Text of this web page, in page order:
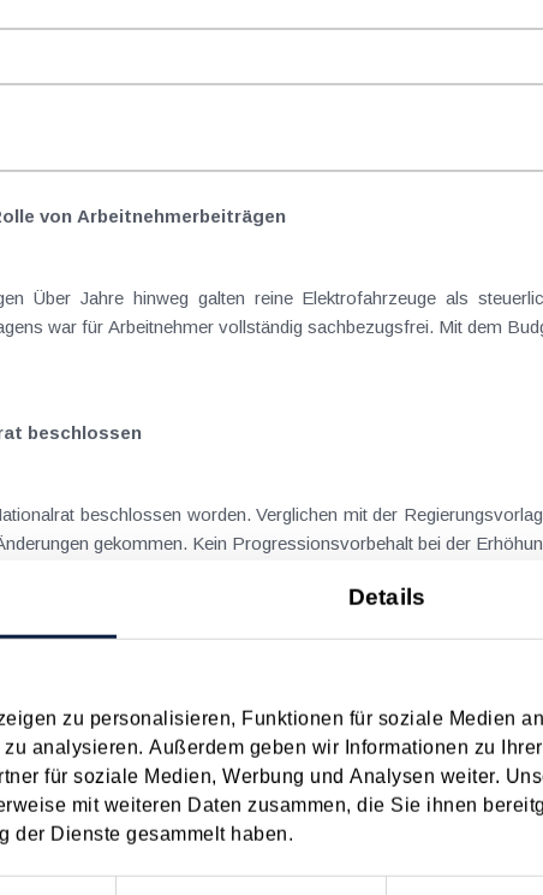
Details
zu personalisieren, Funktionen für soziale Medien
analysieren. Außerdem geben wir Informationen zu Ihrer
für soziale Medien, Werbung und Analysen weiter.
mit weiteren Daten zusammen, die Sie ihnen
der Dienste gesammelt haben.
von Arbeitnehmer​­beiträgen
bei
war für Arbeitnehmer vollständig sachbezugsfrei. Mit dem
beschlossen
beschlossen worden. Verglichen mit der
aus dem Juli 2026 ) ist es dabei vereinzelt noch zu wichtigen Änderungen gekommen. Kein Progressionsvorbehalt bei
in zeitlichem Zusammenhang mit dem Kaufvertrag
für die Hauptwohnsitzbefreiung erfüllt sind....